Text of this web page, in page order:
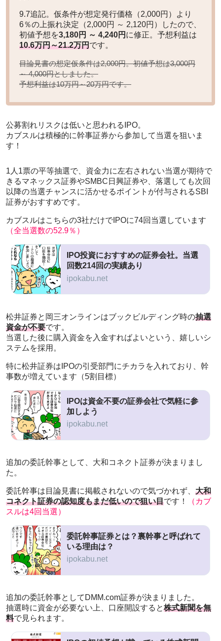
9.7追記。仮条件が想定発行価格（2,000円）より
6％の上振れ決定（2,000円 ～ 2,120円）したので、
初値予想を3,180円 ～ 4,240円 に修正。予想利益は
10.6万円～21.2万円です。
目論見書の想定仮条件は2,000円。初値予想は3,000円
～ 4,000円としました。
予想利益は10万円～20万円です。
公募割れリスクは低いと思われるIPO。
カブスルは積極的に幹事証券から参加して当選を狙いま
す！
1人1票の平等抽選で、資金力に左右されない当選が期待で
きるマネックス証券やSMBC日興証券や、落選しても次回
以降の当選チャンスに活かせるポイントが付与されるSBI
証券がおすすめです。
カブスルはこちらの3社だけでIPOに74回当選しています
（全当選数の52.9％）
IPO投資におすすめの証券会社。当選
回数214回の実績あり
ipokabu.net
松井証券と岡三オンラインはブックビルディング時の抽選
資金が不要です。
当選した後に購入資金を入金すればよいという、嬉しいシ
ステムを採用。
特に松井証券はIPOの引受部門にチカラを入れており、幹
事数が増えています（5割目標）
IPOは資金不要の証券会社で気軽に参
加しよう
ipokabu.net
追加の委託幹事として、大和コネクト証券が決まりまし
た。
委託幹事は目論見書に掲載されないので気づかれず、 大和
コネクト証券の認知度もまだ低いので狙い目です！
（カブ
スルは4回当選）
委託幹事証券とは？裏幹事と呼ばれて
いる理由は？
ipokabu.net
追加の委託幹事としてDMM.com証券が決まりました。
抽選時に資金が必要ない上、口座開設すると株式新聞を無
料で見られます。